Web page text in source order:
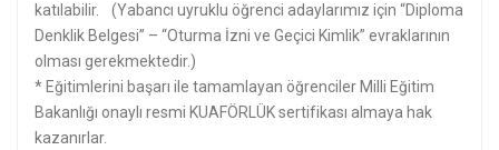
katılabilir. (Yabancı uyruklu öğrenci adaylarımız için “Diploma
Denklik Belgesi” – “Oturma İzni ve Geçici Kimlik” evraklarının
olması gerekmektedir.)
* Eğitimlerini başarı ile tamamlayan öğrenciler Milli Eğitim
Bakanlığı onaylı resmi KUAFÖRLÜK sertifikası almaya hak
kazanırlar.